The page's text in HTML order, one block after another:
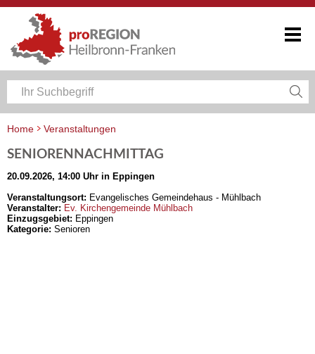
Home
Veranstaltungen
SENIORENNACHMITTAG
20.09.2026, 14:00 Uhr in Eppingen
Veranstaltungsort: Evangelisches Gemeindehaus - Mühlbach
Veranstalter: Ev. Kirchengemeinde Mühlbach
Einzugsgebiet: Eppingen
Kategorie: Senioren